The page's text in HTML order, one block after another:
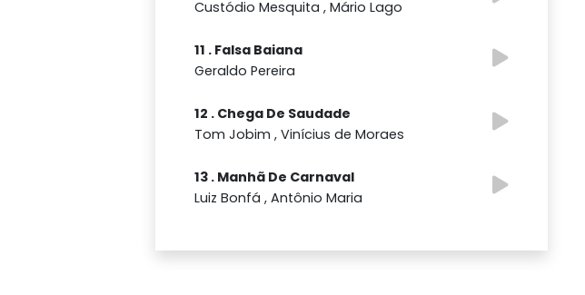
Custódio Mesquita , Mário Lago
11 . Falsa Baiana
Geraldo Pereira
12 . Chega De Saudade
Tom Jobim , Vinícius de Moraes
13 . Manhã De Carnaval
Luiz Bonfá , Antônio Maria